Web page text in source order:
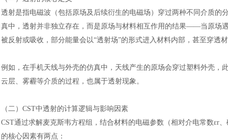
透射是指电磁波（包括原场及后续衍生的电磁场）穿过两种不同介质
真中，透射并非独立存在，而是原场与材料相互作用的结果——当原场
被反射或吸收，部分能量会以“透射场”的形式进入材料内部，甚至穿透
例如，在手机天线与外壳的仿真中，天线产生的原场会穿过塑料外壳
云层、雾霾等介质的过程，也属于透射现象。
（二） CST中透射的计算逻辑与影响因素
CST通过求解麦克斯韦方程组，结合材料的电磁参数（相对介电常数εr
的核心因素有两点：